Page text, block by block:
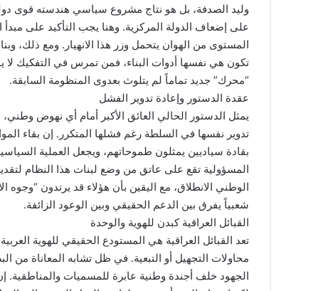
وليد الصدفة، بل هو نتاج مشروع سياسي هندسته قوى
على إضعاف الدولة المركزية. وهنا يجب التأكيد على
المستوى من الهوان يتحمل وزر هذا الانهيار. ومع ذلك،
تكون هي نفسها أدوات البناء، فمن تمرس في التفكيك لا
“محرك” جديد تماماً لم يتلوث بعدوى المنظومة السابقة.
​عقدة الدستور وإعادة تدوير الفشل
​يمثل الدستور الحالي العائق الأكبر أمام أي نهوض
تدوير نفسها في السلطة رغم فشلها المتكرر. إن بقاء
بقادة سياديين يمثلون طموحاتهم، ويجعل العملية
المسؤولية تقع على عاتق من وضع لبنات هذا النظام
الوطني الانطلاق، مع اليقين بأن هؤلاء قد يرتدون
شعبياً يفرق بين الدعم الحقيقي وبين الوعود الزائفة.
​القبائل العراقية كبدن للهوية والوحدة
​تعد القبائل العراقية هي المستودع الحقيقي للهوية
محاولات التجهيل أو التبعية. في ظل تشابه المعاناة من
الجهود خلف أجندة وطنية عابرة للمسميات والمناطقية. إن